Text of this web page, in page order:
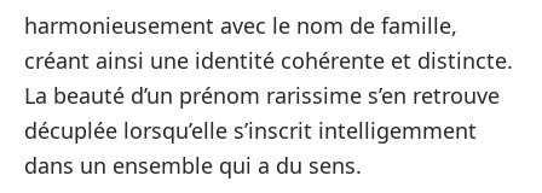
harmonieusement avec le nom de famille,
créant ainsi une identité cohérente et distincte.
La beauté d’un prénom rarissime s’en retrouve
décuplée lorsqu’elle s’inscrit intelligemment
dans un ensemble qui a du sens.